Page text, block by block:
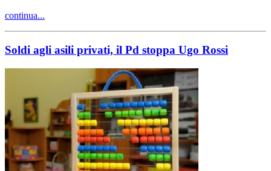
continua...
Soldi agli asili privati, il Pd stoppa Ugo Rossi